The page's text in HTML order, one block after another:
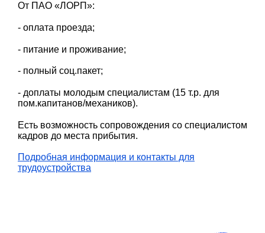
От ПАО «ЛОРП»:
- оплата проезда;
- питание и проживание;
- полный соц.пакет;
- доплаты молодым специалистам (15 т.р. для
пом.капитанов/механиков).
Есть возможность сопровождения со специалистом
кадров до места прибытия.
Подробная информация и контакты для
трудоустройства